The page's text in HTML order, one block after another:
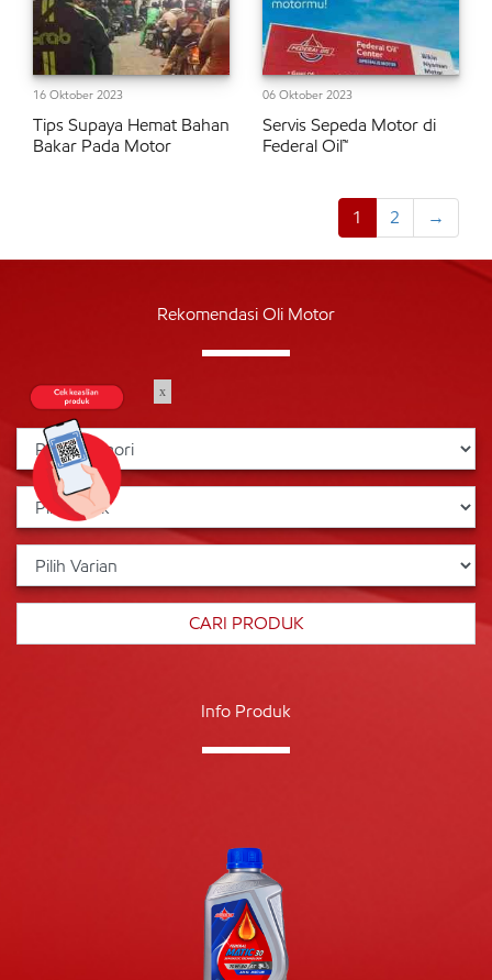
16 Oktober 2023
Tips Supaya Hemat Bahan
Bakar Pada Motor
06 Oktober 2023
Servis Sepeda Motor di
Federal Oil™
1 2 →
Rekomendasi Oli Motor
Info Produk
x